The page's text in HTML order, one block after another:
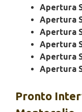
Apertura
Apertura
Apertura
Apertura
Apertura
Apertura
Pronto